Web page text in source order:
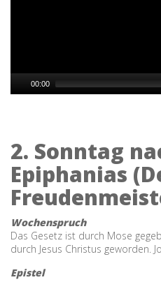
00:00
2. Sonntag
Epiphanias
Wochenspruch
Das Gesetz ist durch Mose
durch Jesus Christus geworden.
Epistel